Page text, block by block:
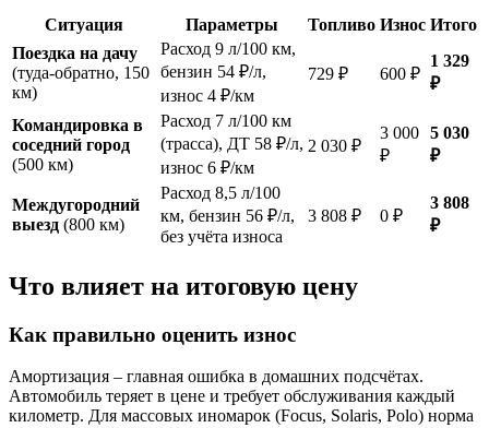
Ситуация Параметры Топливо Износ Итого
Поездка на дачу
(туда-обратно, 150
км)
Расход 9 л/100 км,
бензин 54 ₽/л,
износ 4 ₽/км
729 ₽ 600 ₽
1 329
₽
Командировка в
соседний город
(500 км)
Расход 7 л/100 км
(трасса), ДТ 58 ₽/л,
износ 6 ₽/км
2 030 ₽
3 000
₽
5 030
₽
Междугородний
выезд (800 км)
Расход 8,5 л/100
км, бензин 56 ₽/л,
без учёта износа
3 808 ₽ 0 ₽
3 808
₽
Что влияет на итоговую цену
Как правильно оценить износ
Амортизация – главная ошибка в домашних подсчётах.
Автомобиль теряет в цене и требует обслуживания каждый
километр. Для массовых иномарок (Focus, Solaris, Polo) норма